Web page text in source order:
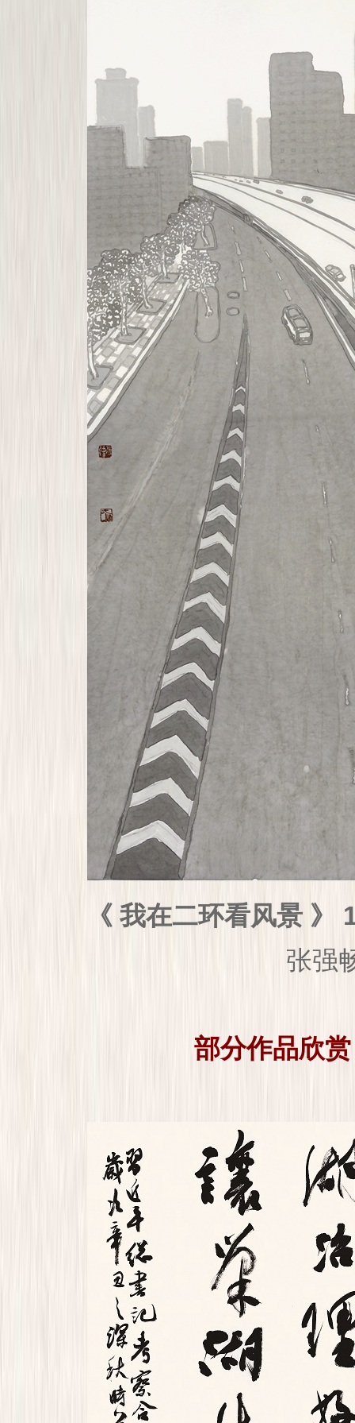
《 我在二环看风景
张强
部分作品欣